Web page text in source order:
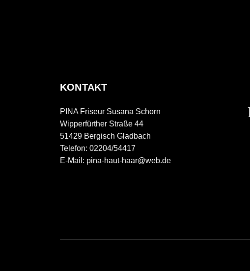
KONTAKT
PINA Friseur Susana Schorn
Wipperfürther Straße 44
51429 Bergisch Gladbach
Telefon: 02204/54417
E-Mail: pina-haut-haar@web.de